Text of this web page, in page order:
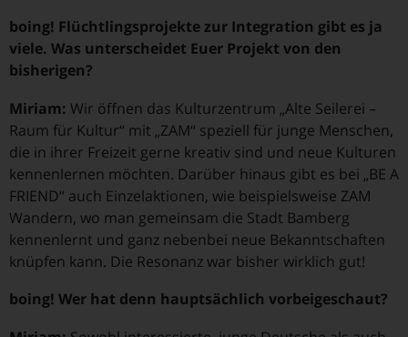
boing! Flüchtlingsprojekte zur Integration gibt es ja
viele. Was unterscheidet Euer Projekt von den
bisherigen?
Miriam: Wir öffnen das Kulturzentrum „Alte Seilerei –
Raum für Kultur“ mit „ZAM“ speziell für junge Menschen,
die in ihrer Freizeit gerne kreativ sind und neue Kulturen
kennenlernen möchten. Darüber hinaus gibt es bei „BE A
FRIEND“ auch Einzelaktionen, wie beispielsweise ZAM
Wandern, wo man gemeinsam die Stadt Bamberg
kennenlernt und ganz nebenbei neue Bekanntschaften
knüpfen kann. Die Resonanz war bisher wirklich gut!
boing! Wer hat denn hauptsächlich vorbeigeschaut?